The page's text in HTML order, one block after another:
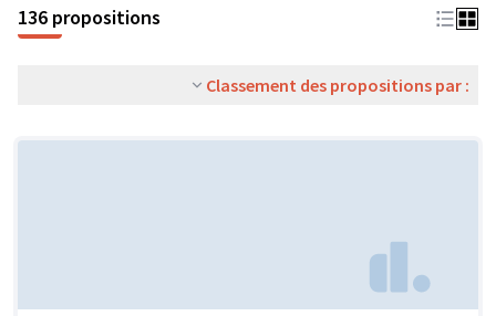
136 propositions
Classement des propositions par :